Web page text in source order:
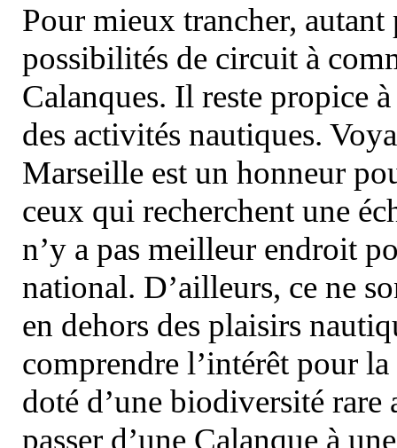
Pour mieux trancher, autant
possibilités de circuit à
Calanques. Il reste propice
des activités nautiques.
Marseille est un honneur
ceux qui recherchent une
n’y a pas meilleur endroit
national. D’ailleurs, ce ne
en dehors des plaisirs
comprendre l’intérêt pour
doté d’une biodiversité
passer d’une Calanque à